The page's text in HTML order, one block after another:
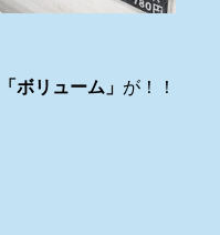
「ボリューム」 が！！